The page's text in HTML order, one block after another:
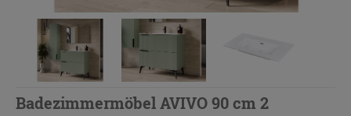
Badezimmermöbel AVIVO 90 cm 2